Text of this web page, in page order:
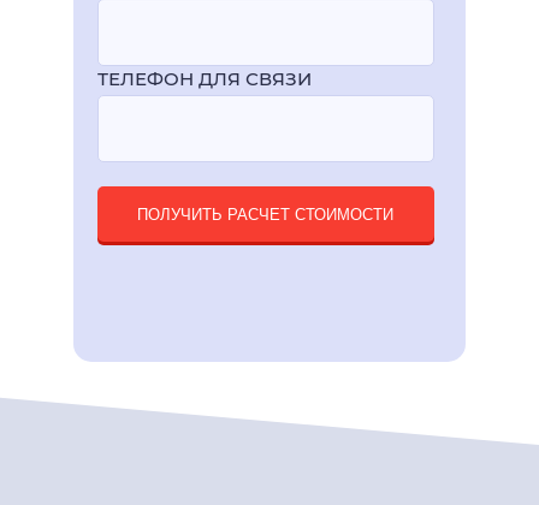
ТЕЛЕФОН ДЛЯ СВЯЗИ
ПОЛУЧИТЬ РАСЧЕТ СТОИМОСТИ